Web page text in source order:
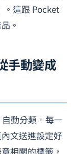
。這跟 Pocket
。
手動變成
動分類。每一
文送進設定好
相關的標籤，